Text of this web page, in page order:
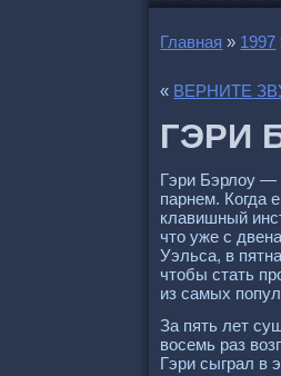
Главная » 1997
« ВЕРНИТЕ
ГЭРИ
Гэри Бэрлоу —
парнем. Когда
клавишный
что уже с
Уэльса, в
чтобы стать
из самых
За пять лет
восемь раз
Гэри сыграл в